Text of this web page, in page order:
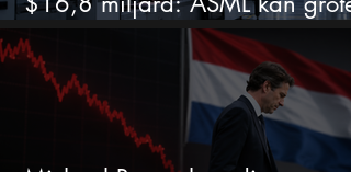
winnaar worden